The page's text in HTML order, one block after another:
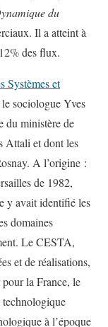
du
Il a atteint à
des flux.
Systèmes et
sociologue Yves
du ministère de
Attali et dont les
A l’origine :
de 1982,
y avait identifié les
domaines
Le CESTA,
et de réalisations,
la France, le
à l’époque